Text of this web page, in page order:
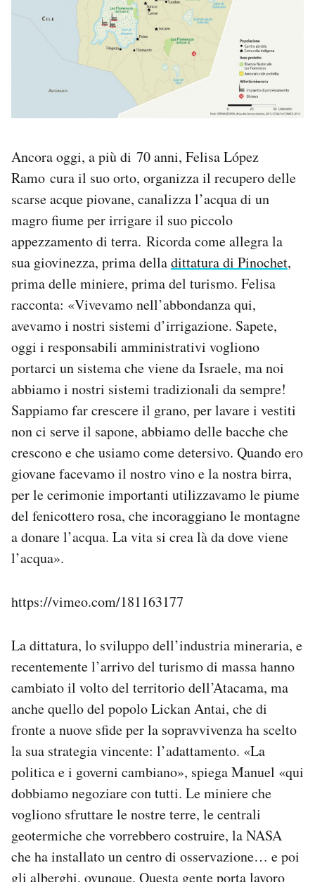
Ancora oggi, a più di 70 anni, Felisa López
Ramo cura il suo orto, organizza il recupero delle
scarse acque piovane, canalizza l’acqua di un
magro fiume per irrigare il suo piccolo
appezzamento di terra. Ricorda come allegra la
sua giovinezza, prima delladittatura di Pinochet,
prima delle miniere, prima del turismo. Felisa
racconta: «Vivevamo nell’abbondanza qui,
avevamo i nostri sistemi d’irrigazione. Sapete,
oggi i responsabili amministrativi vogliono
portarci un sistema che viene da Israele, ma noi
abbiamo i nostri sistemi tradizionali da sempre!
Sappiamo far crescere il grano, per lavare i vestiti
non ci serve il sapone, abbiamo delle bacche che
crescono e che usiamo come detersivo. Quando ero
giovane facevamo il nostro vino e la nostra birra,
per le cerimonie importanti utilizzavamo le piume
del fenicottero rosa, che incoraggiano le montagne
a donare l’acqua. La vita si crea là da dove viene
l’acqua».
https://vimeo.com/181163177
La dittatura, lo sviluppo dell’industria mineraria, e
recentemente l’arrivo del turismo di massa hanno
cambiato il volto del territorio dell’Atacama, ma
anche quello del popolo Lickan Antai, che di
fronte a nuove sfide per la sopravvivenza ha scelto
la sua strategia vincente: l’adattamento. «La
politica e i governi cambiano», spiega Manuel «qui
dobbiamo negoziare con tutti. Le miniere che
vogliono sfruttare le nostre terre, le centrali
geotermiche che vorrebbero costruire, la NASA
che ha installato un centro di osservazione… e poi
gli alberghi, ovunque. Questa gente porta lavoro